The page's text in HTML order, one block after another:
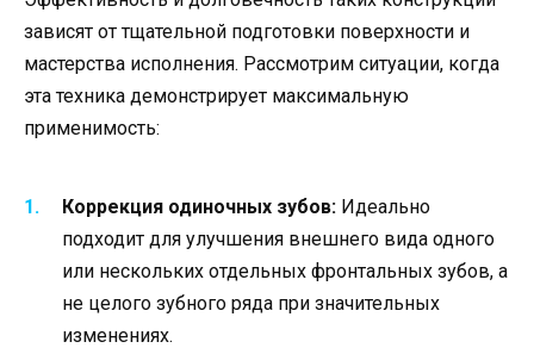
зависят от тщательной подготовки поверхности и
мастерства исполнения. Рассмотрим ситуации, когда
эта техника демонстрирует максимальную
применимость:
Коррекция одиночных зубов: Идеально
подходит для улучшения внешнего вида одного
или нескольких отдельных фронтальных зубов, а
не целого зубного ряда при значительных
изменениях.